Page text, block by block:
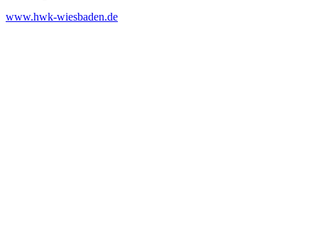
www.hwk-wiesbaden.de